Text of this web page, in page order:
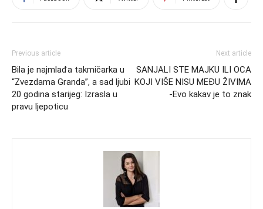
Previous article
Bila je najmlađa takmičarka u
“Zvezdama Granda”, a sad ljubi
20 godina starijeg: Izrasla u
pravu ljepoticu
Next article
SANJALI STE MAJKU ILI OCA
KOJI VIŠE NISU MEĐU ŽIVIMA
-Evo kakav je to znak